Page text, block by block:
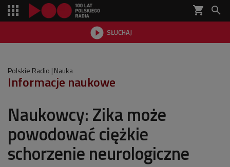
shopping_cart 
 SŁUCHAJ

Polskie Radio Nauka
Informacje naukowe
Naukowcy: Zika może
powodować ciężkie
schorzenie neurologiczne